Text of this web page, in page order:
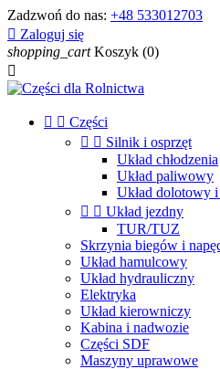
Zadzwoń do nas: +48 533012703
 Zaloguj się
shopping_cart Koszyk (0)

  Części
  Silnik i osprzęt
Układ chłodzenia
Układ paliwowy
Układ dolotowy
  Układ jezdny
TUR/TUZ
Skrzynia biegów i
Układ hamulcowy
Układ hydrauliczny
Elektryka
Układ kierowniczy
Kabina i nadwozie
Części SDF
Maszyny uprawowe